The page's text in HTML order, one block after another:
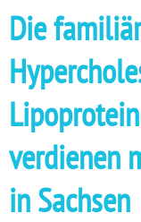
Die
verdienen
in Sachsen